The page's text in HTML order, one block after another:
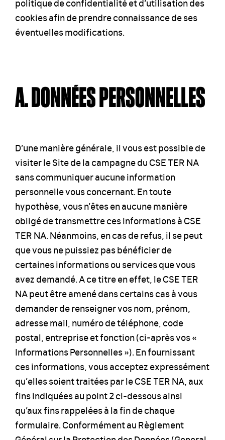
cookies afin de prendre connaissance de ses
éventuelles modifications.
A. DONNÉES PERSONNELLES
D’une manière générale, il vous est possible de
visiter le Site de la campagne du CSE TER NA
sans communiquer aucune information
personnelle vous concernant. En toute
hypothèse, vous n’êtes en aucune manière
obligé de transmettre ces informations à CSE
TER NA. Néanmoins, en cas de refus, il se peut
que vous ne puissiez pas bénéficier de
certaines informations ou services que vous
avez demandé. A ce titre en effet, le CSE TER
NA peut être amené dans certains cas à vous
demander de renseigner vos nom, prénom,
adresse mail, numéro de téléphone, code
postal, entreprise et fonction (ci-après vos «
Informations Personnelles »). En fournissant
ces informations, vous acceptez expressément
qu’elles soient traitées par le CSE TER NA, aux
fins indiquées au point 2 ci-dessous ainsi
qu’aux fins rappelées à la fin de chaque
formulaire. Conformément au Règlement